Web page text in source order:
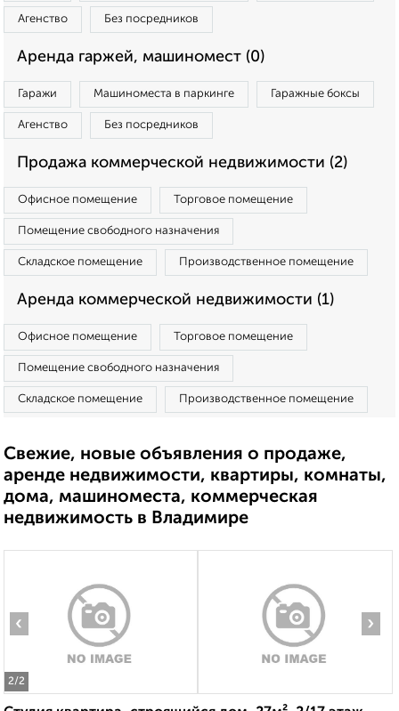
Агенство Без посредников
Аренда гаржей, машиномест (0)
Гаражи Машиноместа в паркинге Гаражные боксы
Агенство Без посредников
Продажа коммерческой недвижимости (2)
Офисное помещение Торговое помещение
Помещение свободного назначения
Складское помещение Производственное помещение
Аренда коммерческой недвижимости (1)
Офисное помещение Торговое помещение
Помещение свободного назначения
Складское помещение Производственное помещение
Свежие, новые объявления о продаже,
аренде недвижимости, квартиры, комнаты,
дома, машиноместа, коммерческая
недвижимость в Владимире
2/2
‹ ›